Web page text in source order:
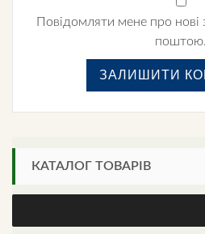
Повідомляти мене про
поштою.
КАТАЛОГ ТОВАРІВ